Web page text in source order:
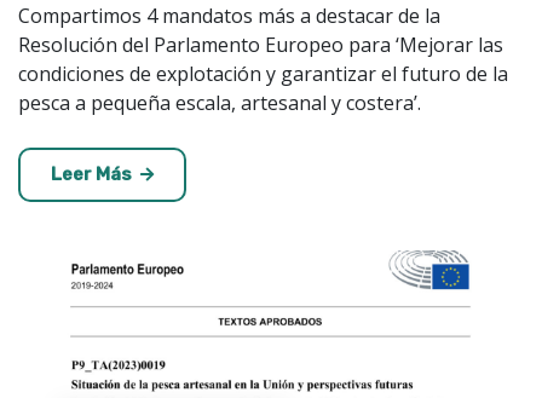
Compartimos 4 mandatos más a destacar de la
Resolución del Parlamento Europeo para ‘Mejorar las
condiciones de explotación y garantizar el futuro de la
pesca a pequeña escala, artesanal y costera’.
Leer Más